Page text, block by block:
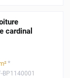
cardinal
*
BP1140001